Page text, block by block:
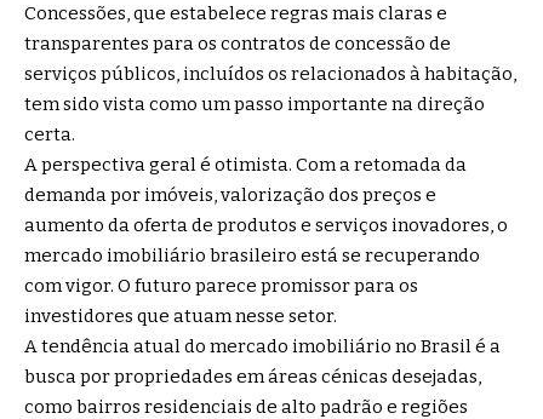
Concessões, que estabelece regras mais claras e
transparentes para os contratos de concessão de
serviços públicos, incluídos os relacionados à habitação,
tem sido vista como um passo importante na direção
certa.
A perspectiva geral é otimista. Com a retomada da
demanda por imóveis, valorização dos preços e
aumento da oferta de produtos e serviços inovadores, o
mercado imobiliário brasileiro está se recuperando
com vigor. O futuro parece promissor para os
investidores que atuam nesse setor.
A tendência atual do mercado imobiliário no Brasil é a
busca por propriedades em áreas cénicas desejadas,
como bairros residenciais de alto padrão e regiões